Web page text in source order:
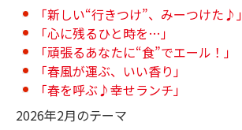
「新しい“行きつけ”、みーつけた♪」
「心に残るひと時を…」
「頑張るあなたに“食”でエール！」
「春風が運ぶ、いい香り」
「春を呼ぶ♪幸せランチ」
2026年2月のテーマ